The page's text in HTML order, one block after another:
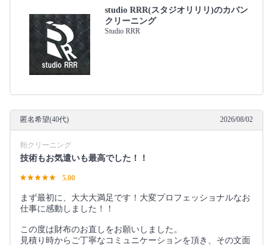
studio RRR(スタジオリリリ)のカバン
クリーニング
Studio RRR
匿名希望(40代) 2026/08/02
鞄クリーニング
技術もお気遣いも最高でした！！
5.00
まず最初に、大大大満足です！大変プロフェッショナルなお
仕事に感動しました！！
この度は財布のお直しをお願いしました。
見積り時からご丁寧なコミュニケーションを頂き、その文面